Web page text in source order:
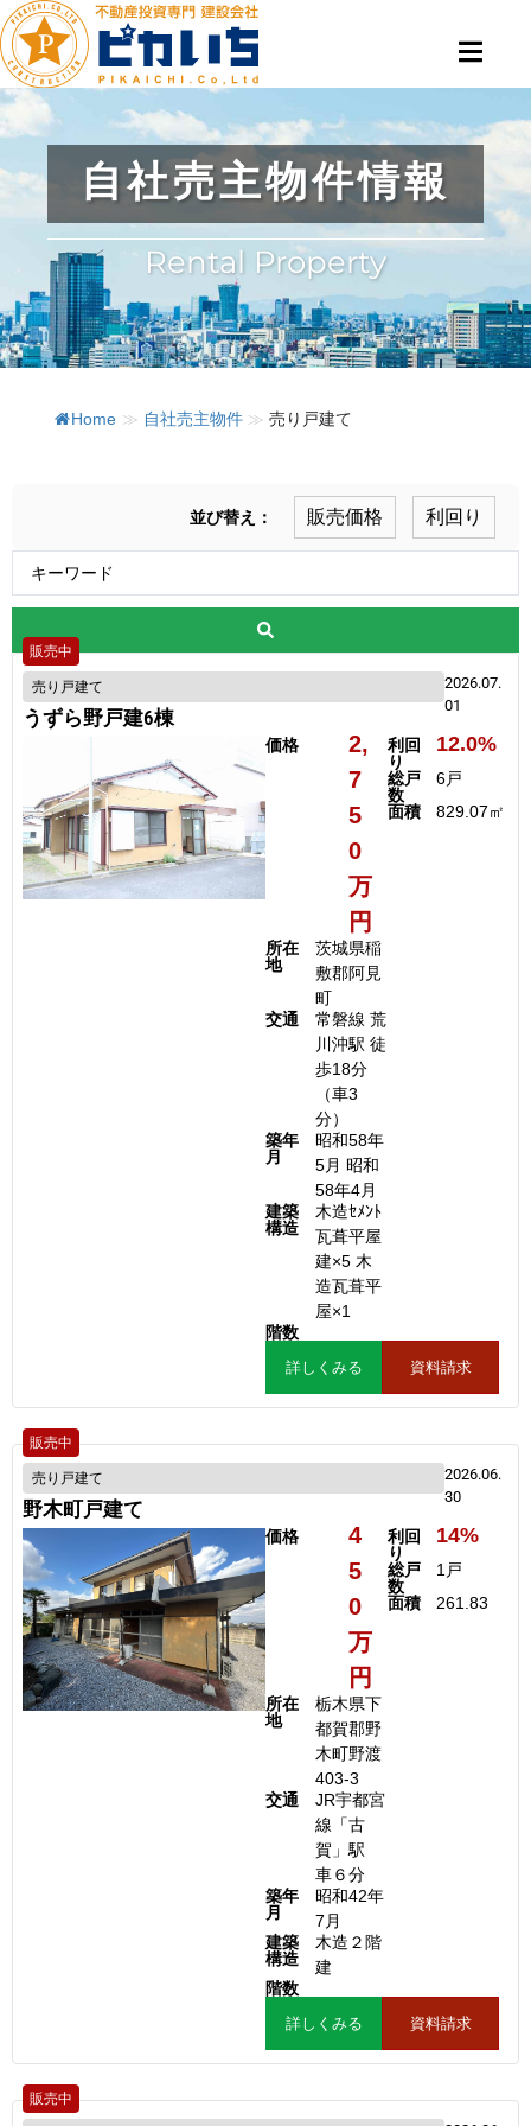
自社売主物件情報
Rental Property
Home ≫ 自社売主物件 ≫ 売り戸建て
並び替え： 販売価格 利回り
販売中
売り戸建て
うずら野戸建6棟
2026.07.
01
価格
2,
7
5
0
万
円
所在
地
茨城県稲
敷郡阿見
町
交通
常磐線 荒
川沖駅 徒
歩18分
（車3
分）
築年
月
昭和58年
5月 昭和
58年4月
建築
構造
木造ｾﾒﾝﾄ
瓦葺平屋
建×5 木
造瓦葺平
屋×1
階数
利回
り
12.0%
総戸
数
6戸
面積
829.07㎡
詳しくみる 資料請求
販売中
売り戸建て
野木町戸建て
2026.06.
30
価格
4
5
0
万
円
所在
地
栃木県下
都賀郡野
木町野渡
403-3
交通
JR宇都宮
線「古
賀」駅
車６分
築年
月
昭和42年
7月
建築
構造
木造２階
建
階数
利回
り
14%
総戸
数
1戸
面積
261.83
詳しくみる 資料請求
販売中